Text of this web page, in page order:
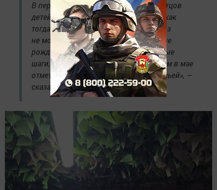
В первое время сын называл папой отцов
детей из детского сада. Знали бы вы, как
тогда разрывалось мое сердце?! Алмаз
не мог присутствовать ни на одном дне
рождении малыша, не видел его первые
шаги, не слышал первых слов. Мечтаем в мае
отметить четырехлетие сына всей семьей», —
сказала его жена Алсу.